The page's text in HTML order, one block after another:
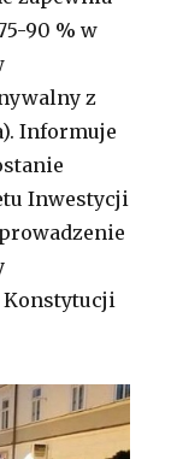
90 % w
z
Informuje
Inwestycji